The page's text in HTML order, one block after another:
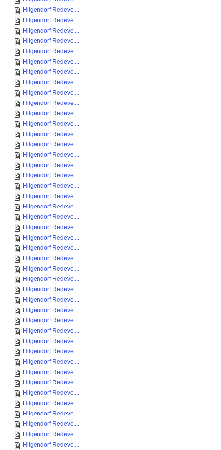
Hilgendorf Redevel...
Hilgendorf Redevel...
Hilgendorf Redevel...
Hilgendorf Redevel...
Hilgendorf Redevel...
Hilgendorf Redevel...
Hilgendorf Redevel...
Hilgendorf Redevel...
Hilgendorf Redevel...
Hilgendorf Redevel...
Hilgendorf Redevel...
Hilgendorf Redevel...
Hilgendorf Redevel...
Hilgendorf Redevel...
Hilgendorf Redevel...
Hilgendorf Redevel...
Hilgendorf Redevel...
Hilgendorf Redevel...
Hilgendorf Redevel...
Hilgendorf Redevel...
Hilgendorf Redevel...
Hilgendorf Redevel...
Hilgendorf Redevel...
Hilgendorf Redevel...
Hilgendorf Redevel...
Hilgendorf Redevel...
Hilgendorf Redevel...
Hilgendorf Redevel...
Hilgendorf Redevel...
Hilgendorf Redevel...
Hilgendorf Redevel...
Hilgendorf Redevel...
Hilgendorf Redevel...
Hilgendorf Redevel...
Hilgendorf Redevel...
Hilgendorf Redevel...
Hilgendorf Redevel...
Hilgendorf Redevel...
Hilgendorf Redevel...
Hilgendorf Redevel...
Hilgendorf Redevel...
Hilgendorf Redevel...
Hilgendorf Redevel...